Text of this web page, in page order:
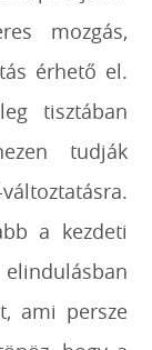
mozgás,
érhető el.
tisztában
tudják
a kezdeti
ami persze